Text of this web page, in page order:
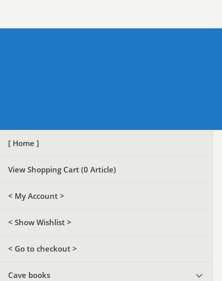
[ Home ]
View Shopping Cart (0 Article)
< My Account >
< Show Wishlist >
< Go to checkout >
Cave books